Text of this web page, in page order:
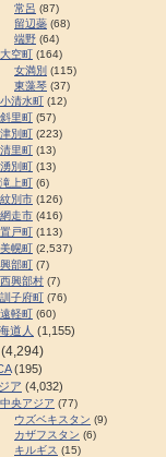
常呂 (87)
留辺蘂 (68)
端野 (64)
大空町 (164)
女満別 (115)
東藻琴 (37)
小清水町 (12)
斜里町 (57)
津別町 (223)
清里町 (13)
湧別町 (13)
滝上町 (6)
紋別市 (126)
網走市 (416)
置戸町 (113)
美幌町 (2,537)
興部町 (7)
西興部村 (7)
訓子府町 (76)
遠軽町 (60)
道人 (1,155)
(4,294)
(195)
ア (4,032)
中央アジア (77)
ウズベキスタン (9)
カザフスタン (6)
キルギス (15)